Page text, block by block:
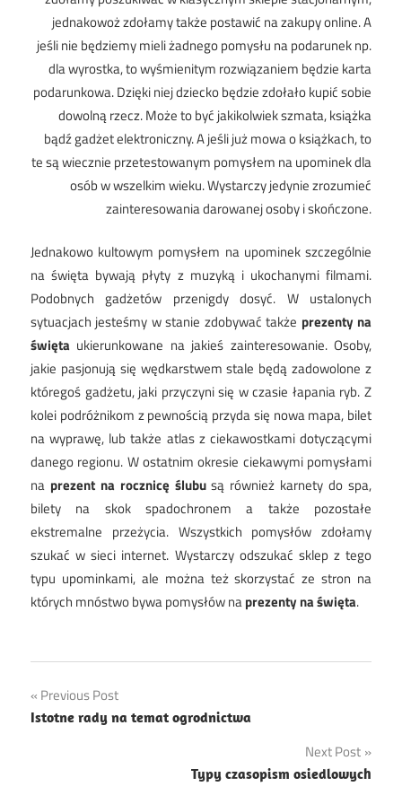
jednakowoż zdołamy także postawić na zakupy online. A
jeśli nie będziemy mieli żadnego pomysłu na podarunek np.
dla wyrostka, to wyśmienitym rozwiązaniem będzie karta
podarunkowa. Dzięki niej dziecko będzie zdołało kupić sobie
dowolną rzecz. Może to być jakikolwiek szmata, książka
bądź gadżet elektroniczny. A jeśli już mowa o książkach, to
te są wiecznie przetestowanym pomysłem na upominek dla
osób w wszelkim wieku. Wystarczy jedynie zrozumieć
zainteresowania darowanej osoby i skończone.
Jednakowo kultowym pomysłem na upominek szczególnie
na święta bywają płyty z muzyką i ukochanymi filmami.
Podobnych gadżetów przenigdy dosyć. W ustalonych
sytuacjach jesteśmy w stanie zdobywać także prezenty na
święta ukierunkowane na jakieś zainteresowanie. Osoby,
jakie pasjonują się wędkarstwem stale będą zadowolone z
któregoś gadżetu, jaki przyczyni się w czasie łapania ryb. Z
kolei podróżnikom z pewnością przyda się nowa mapa, bilet
na wyprawę, lub także atlas z ciekawostkami dotyczącymi
danego regionu. W ostatnim okresie ciekawymi pomysłami
na prezent na rocznicę ślubusą również karnety do spa,
bilety na skok spadochronem a także pozostałe
ekstremalne przeżycia. Wszystkich pomysłów zdołamy
szukać w sieci internet. Wystarczy odszukać sklep z tego
typu upominkami, ale można też skorzystać ze stron na
których mnóstwo bywa pomysłów naprezenty na święta.
Nawigacja
wpisu
Previous Post
Istotne rady na temat ogrodnictwa
Next Post
Typy czasopism osiedlowych